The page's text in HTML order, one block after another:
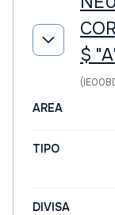
$
AREA
TIPO
DIVISA